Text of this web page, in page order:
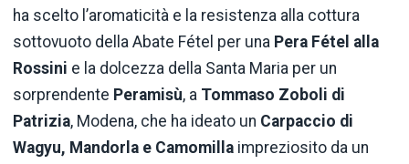
ha scelto l’aromaticità e la resistenza alla cottura
sottovuoto della Abate Fétel per una Pera Fétel alla
Rossini e la dolcezza della Santa Maria per un
sorprendente Peramisù, a Tommaso Zoboli di
Patrizia, Modena, che ha ideato un Carpaccio di
Wagyu, Mandorla e Camomilla impreziosito da un